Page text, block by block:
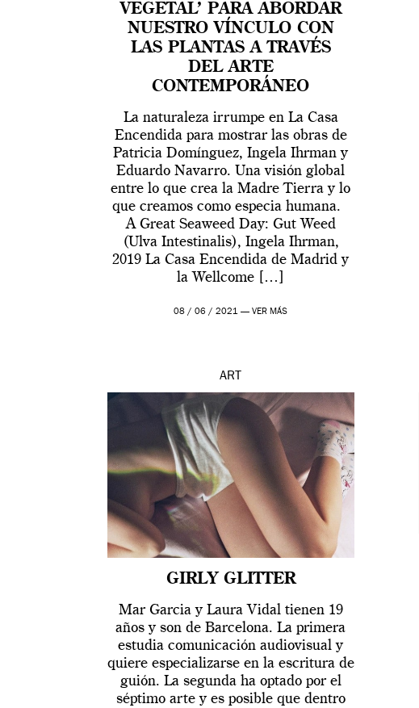
VEGETAL’ PARA ABORDAR
NUESTRO VÍNCULO CON
LAS PLANTAS A TRAVÉS
DEL ARTE
CONTEMPORÁNEO
La naturaleza irrumpe en La Casa
Encendida para mostrar las obras de
Patricia Domínguez, Ingela Ihrman y
Eduardo Navarro. Una visión global
entre lo que crea la Madre Tierra y lo
que creamos como especia humana.
A Great Seaweed Day: Gut Weed
(Ulva Intestinalis), Ingela Ihrman,
2019 La Casa Encendida de Madrid y
la Wellcome […]
08 / 06 / 2021 —VER MÁS
ART
GIRLY GLITTER
Mar Garcia y Laura Vidal tienen 19
años y son de Barcelona. La primera
estudia comunicación audiovisual y
quiere especializarse en la escritura de
guión. La segunda ha optado por el
séptimo arte y es posible que dentro